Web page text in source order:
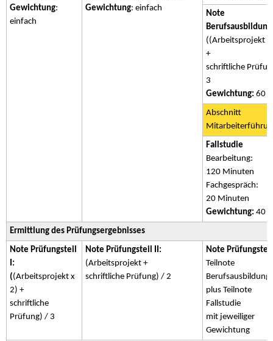
Gewichtung:
einfach
Gewichtung: einfach
Note
((Arbeitsprojekt x
+
schriftliche
3
Gewichtung: 60
Abschnitt
Fallstudie
Bearbeitung:
120 Minuten
Fachgespräch:
20 Minuten
Gewichtung: 40
Ermittlung des Prüfungsergebnisses
Note Prüfungsteil
I:
((Arbeitsprojekt x
2) +
schriftliche
Prüfung) / 3
Note Prüfungsteil II:
(Arbeitsprojekt +
schriftliche Prüfung) / 2
Note
Teilnote
Berufsausbildung
plus Teilnote
Fallstudie
mit jeweiliger
Gewichtung